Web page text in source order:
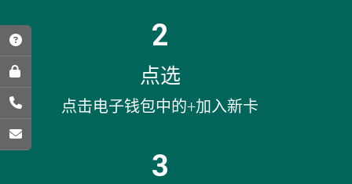
2
点选
点击电子钱包中的+加入新卡
3